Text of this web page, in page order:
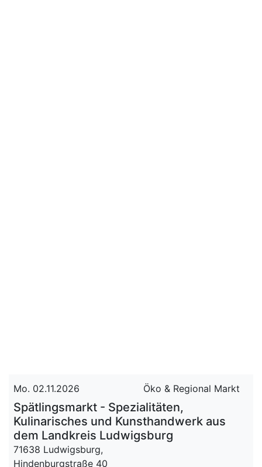
Mo. 02.11.2026 Öko & Regional Markt
Spätlingsmarkt - Spezialitäten,
Kulinarisches und Kunsthandwerk aus
dem Landkreis Ludwigsburg
71638 Ludwigsburg,
Hindenburgstraße 40